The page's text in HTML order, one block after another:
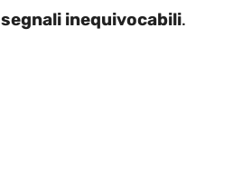
segnali inequivocabili.